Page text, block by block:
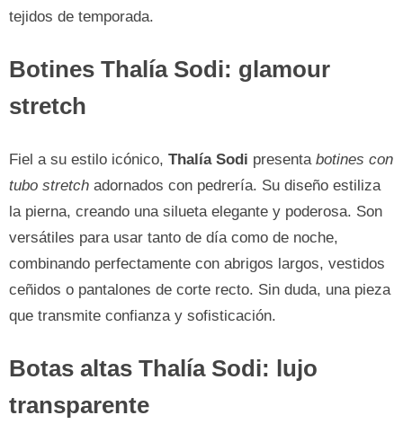
tejidos de temporada.
Botines Thalía Sodi: glamour
stretch
Fiel a su estilo icónico, Thalía Sodi presenta botines con
tubo stretch adornados con pedrería. Su diseño estiliza
la pierna, creando una silueta elegante y poderosa. Son
versátiles para usar tanto de día como de noche,
combinando perfectamente con abrigos largos, vestidos
ceñidos o pantalones de corte recto. Sin duda, una pieza
que transmite confianza y sofisticación.
Botas altas Thalía Sodi: lujo
transparente